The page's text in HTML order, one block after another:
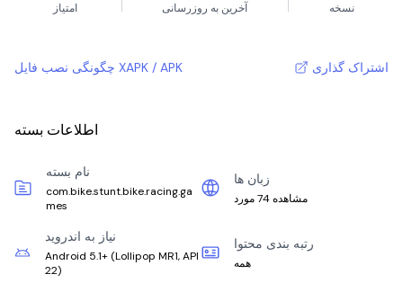
امتیاز آخرین به روزرسانی نسخه
چگونگی نصب فایل XAPK / APK اشتراک گذاری
اطلاعات بسته
نام بسته
com.bike.stunt.bike.racing.ga
mes
زبان ها
مشاهده 74 مورد
نیاز به اندروید
Android 5.1+ (Lollipop MR1, API
22)
رتبه بندی محتوا
همه